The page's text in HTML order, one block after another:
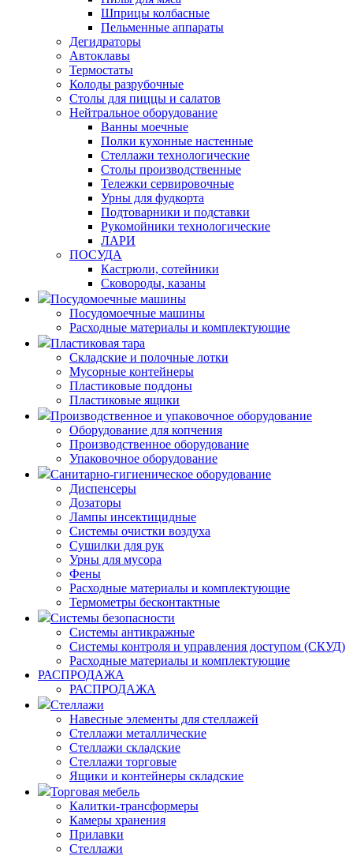
Шприцы колбасные
Пельменные аппараты
Дегидраторы
Автоклавы
Термостаты
Колоды разрубочные
Столы для пиццы и салатов
Нейтральное оборудование
Ванны моечные
Полки кухонные настенные
Стеллажи технологические
Столы производственные
Тележки сервировочные
Урны для фудкорта
Подтоварники и подставки
Рукомойники технологические
ЛАРИ
ПОСУДА
Кастрюли, сотейники
Сковороды, казаны
Посудомоечные машины
Посудомоечные машины
Расходные материалы и комплектующие
Пластиковая тара
Складские и полочные лотки
Мусорные контейнеры
Пластиковые поддоны
Пластиковые ящики
Производственное и упаковочное оборудование
Оборудование для копчения
Производственное оборудование
Упаковочное оборудование
Санитарно-гигиеническое оборудование
Диспенсеры
Дозаторы
Лампы инсектицидные
Системы очистки воздуха
Сушилки для рук
Урны для мусора
Фены
Расходные материалы и комплектующие
Термометры бесконтактные
Системы безопасности
Системы антикражные
Системы контроля и управления доступом (СКУД)
Расходные материалы и комплектующие
РАСПРОДАЖА
РАСПРОДАЖА
Стеллажи
Навесные элементы для стеллажей
Стеллажи металлические
Стеллажи складские
Стеллажи торговые
Ящики и контейнеры складские
Торговая мебель
Калитки-трансформеры
Камеры хранения
Прилавки
Стеллажи